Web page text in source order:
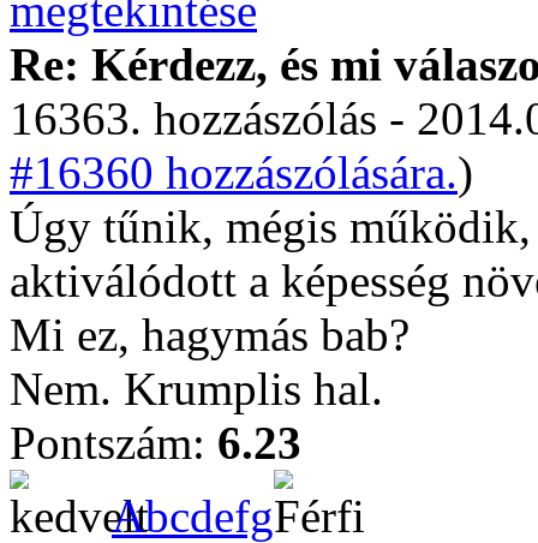
Re: Kérdezz, és mi
16363. hozzászólás -
#16360 hozzászólására.)
Úgy tűnik, mégis
aktiválódott a képesség
Mi ez, hagymás bab?
Nem. Krumplis hal.
Pontszám: 6.23
Abcdefg